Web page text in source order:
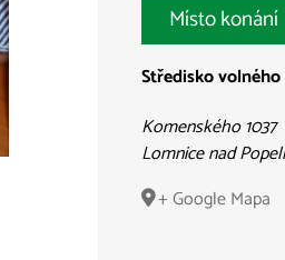
Místo konání
Středisko
Komenského 1037
Lomnice nad
+ Google Mapa